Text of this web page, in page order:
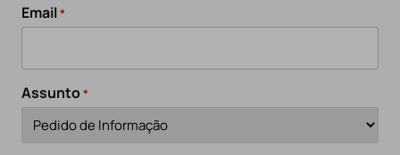
Email*
Assunto*